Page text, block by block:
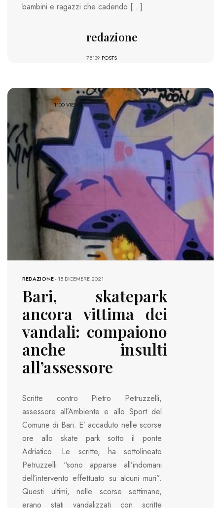
bambini e ragazzi che cadendo […]
redazione
75139 POSTS
1100 VIEWS
REDAZIONE-15 DICEMBRE 2021
Bari, skatepark
ancora vittima dei
vandali: compaiono
anche insulti
all’assessore
Scritte contro Pietro Petruzzelli,
assessore all’Ambiente e allo Sport del
Comune di Bari. E’ accaduto nelle scorse
ore allo skate park sotto il ponte
Adriatico. Le scritte, ha sottolineato
Petruzzelli “sono apparse all’indomani
dell’intervento effettuato su alcuni muri”.
Questi ultimi, nelle scorse settimane,
erano stati vandalizzati con scritte